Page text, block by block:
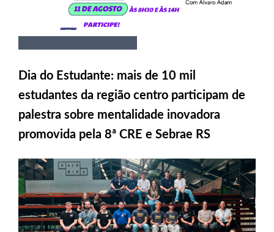
Dia do Estudante: mais de 10 mil
estudantes da região centro participam de
palestra sobre mentalidade inovadora
promovida pela 8ª CRE e Sebrae RS